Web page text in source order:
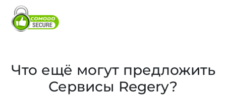
Что ещё могут предложить
Сервисы Regery?